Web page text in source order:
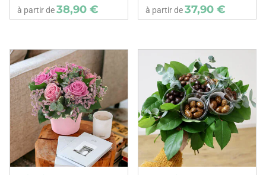
à partir de38,90 € à partir de37,90 €